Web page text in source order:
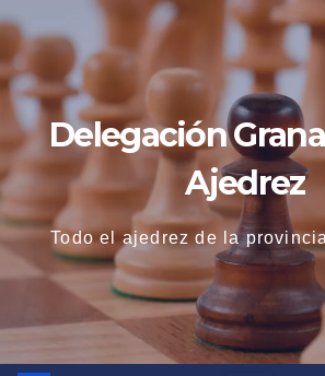
Saltar
contenido
Delegación
Ajedrez
Todo el ajedrez de la